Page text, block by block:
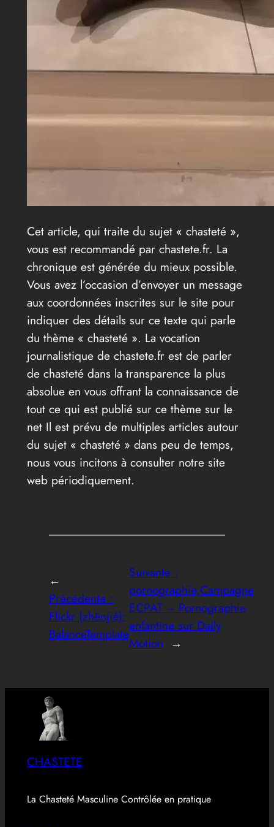
Cet article, qui traite du sujet « chasteté »,
vous est recommandé par chastete.fr. La
chronique est générée du mieux possible.
Vous avez l’occasion d’envoyer un message
aux coordonnées inscrites sur le site pour
indiquer des détails sur ce texte qui parle
du thème « chasteté ». La vocation
journalistique de chastete.fr est de parler
de chasteté dans la transparence la plus
absolue en vous offrant la connaissance de
tout ce qui est publié sur ce thème sur le
net Il est prévu de multiples articles autour
du sujet « chasteté » dans peu de temps,
nous vous incitons à consulter notre site
web périodiquement.
←
Précédente :
Flickr (zhēnjié):
BalanceTemplate
Suivante :
pornographie,Campagne
ECPAT – Pornographie
enfantine sur Daily
Motion →
CHASTETE
La Chasteté Masculine Contrôlée en pratique